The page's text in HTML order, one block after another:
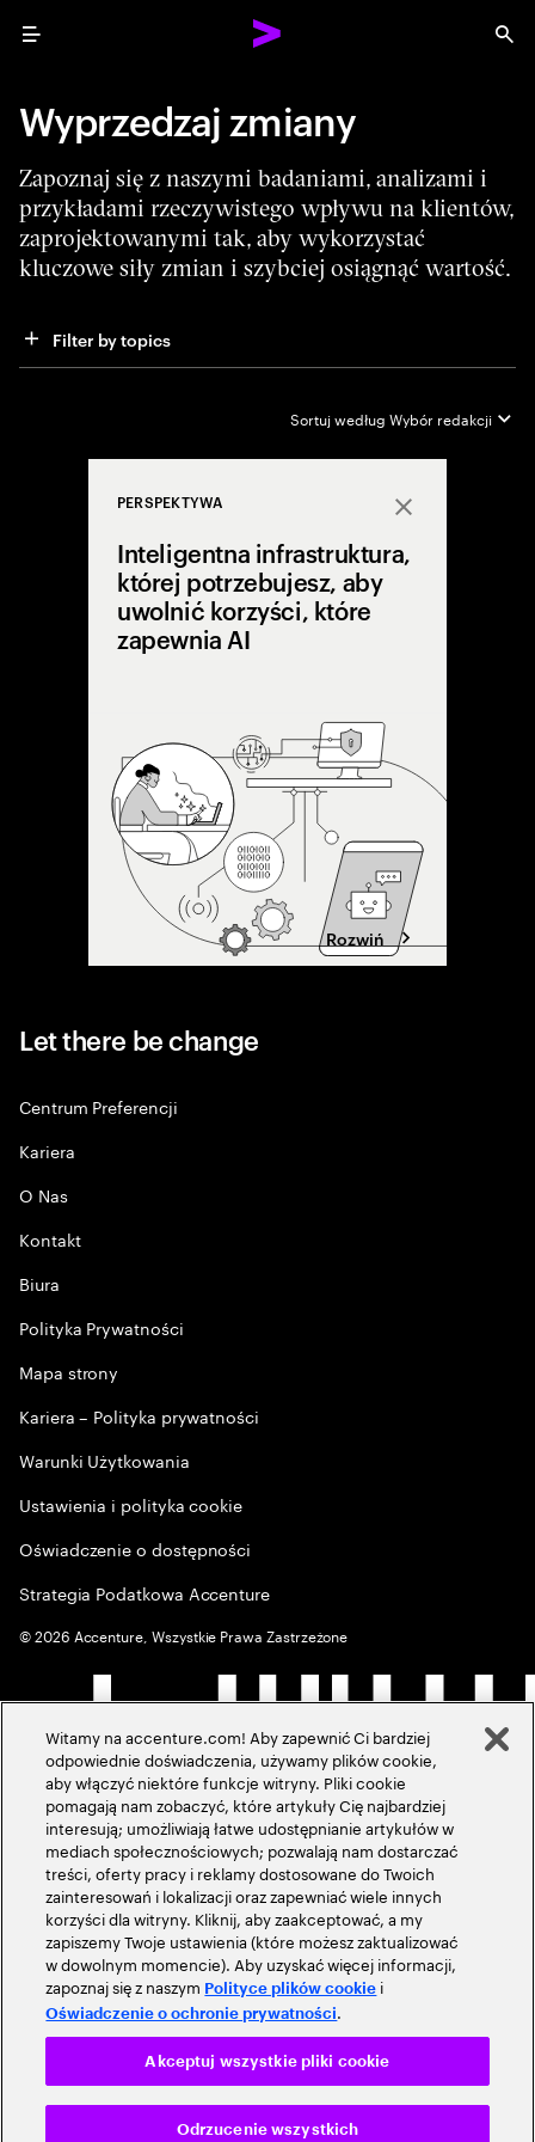
Menu
Wyprzedzaj zmiany
Zapoznaj się z naszymi badaniami, analizami i
przykładami rzeczywistego wpływu na klientów,
zaprojektowanymi tak, aby wykorzystać
kluczowe siły zmian i szybciej osiągnąć wartość.
Filter by topics
Sortuj według Wybór redakcji
Close
PERSPEKTYWA
Inteligentna infrastruktura,
której potrzebujesz, aby
uwolnić korzyści, które
zapewnia AI
Rozwiń
Let there be change
Centrum Preferencji
Kariera
O Nas
Kontakt
Biura
Polityka Prywatności
Mapa strony
Kariera – Polityka prywatności
Warunki Użytkowania
Ustawienia i polityka cookie
Oświadczenie o dostępności
Strategia Podatkowa Accenture
©2026 Accenture, Wszystkie Prawa Zastrzeżone
Witamy na accenture.com! Aby zapewnić Ci bardziej
odpowiednie doświadczenia, używamy plików cookie,
aby włączyć niektóre funkcje witryny. Pliki cookie
pomagają nam zobaczyć, które artykuły Cię najbardziej
interesują; umożliwiają łatwe udostępnianie artykułów w
mediach społecznościowych; pozwalają nam dostarczać
treści, oferty pracy i reklamy dostosowane do Twoich
zainteresowań i lokalizacji oraz zapewniać wiele innych
korzyści dla witryny. Kliknij, aby zaakceptować, a my
zapiszemy Twoje ustawienia (które możesz zaktualizować
w dowolnym momencie). Aby uzyskać więcej informacji,
zapoznaj się z naszym Polityce plików cookie i
Oświadczenie o ochronie prywatności.
Odrzucenie wszystkich
Akceptuj wszystkie pliki cookie